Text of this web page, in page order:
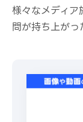
様々なメディア
問が持ち上がっ